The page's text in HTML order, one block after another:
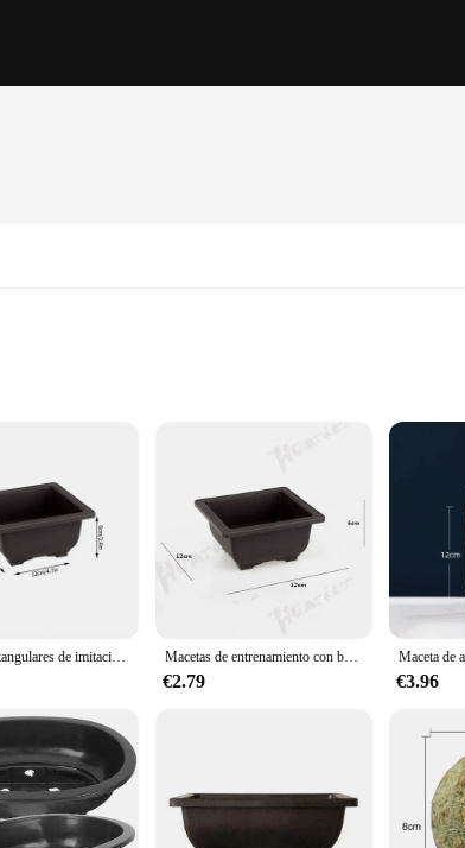
artistry. Each piece is meticulously crafted from high-quality
but also serves as a testament to your love for plants and nature.
a miniature plant collection.
of plant species. Their design is not only aesthetically
easy to move and reposition, ensuring that your plants receive the
but a gateway to a world of bonsai artistry. Available in a
a friend, family member, or colleague, these maceteros are a
be cherished for years to come, making them a gift that keeps on
Macetas rectangulares de imitación de arcilla púrpura para plantas, macetas para bonsái de paisaje de jardín al aire libre, macetas para plantas Macetas de entrenamiento con bandeja de plástico para plantas, maceta cuadrada para flores, macetas de plástico para plantas suculentas con bandejas cuadradas
€2.79 €3.96